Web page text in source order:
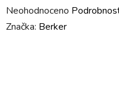
Průměrné
hodnocení
Neohodnoceno
Značka: Berker